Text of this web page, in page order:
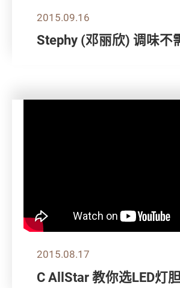
2015.09.16
Stephy (邓丽欣) 调味不
2015.08.17
C AllStar 教你选LED灯